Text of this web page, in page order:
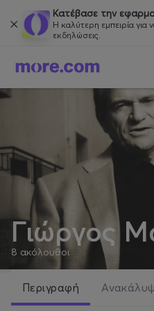
Κατέβασε την
Η καλύτερη εμπειρία για
εκδηλώσεις.
Γιώργος
8 ακόλουθοι
Περιγραφή